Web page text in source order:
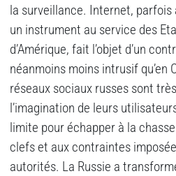
la surveillance. Internet, parfois
un instrument au service des
d’Amérique, fait l’objet d’un
néanmoins moins intrusif qu’en
réseaux sociaux russes sont
l’imagination de leurs
limite pour échapper à la
clefs et aux contraintes
autorités. La Russie a